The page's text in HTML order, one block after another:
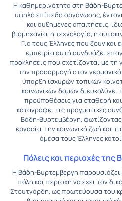
Η καθημερινότητα στη Βάδη-
υψηλό επίπεδο οργάνωσης,
και αυξημένες απαιτήσεις,
βιομηχανία, η τεχνολογία, η
Για τους Έλληνες που ζουν και
εμπειρία αυτή συνδυάζει
προκλήσεις που σχετίζονται με τη
την προσαρμογή στον
ύπαρξη ισχυρών τοπικών
κοινωνικών δομών διευκολύνει
προϋποθέσεις για σταθερή
καταγράφει τις πραγματικές
Βάδη-Βυρτεμβέργη,
εργασία, την κοινωνική ζωή και
άμεσα τους Έλληνες
Πόλεις και περιοχές
Η Βάδη-Βυρτεμβέργη
πόλη και περιοχή να έχει τον
Στουτγάρδη, ως πρωτεύουσα του